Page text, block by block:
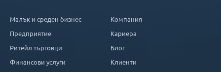
Малък и среден бизнес
Предприятие
Ритейл търговци
Финансови услуги
Компания
Кариера
Блог
Клиенти